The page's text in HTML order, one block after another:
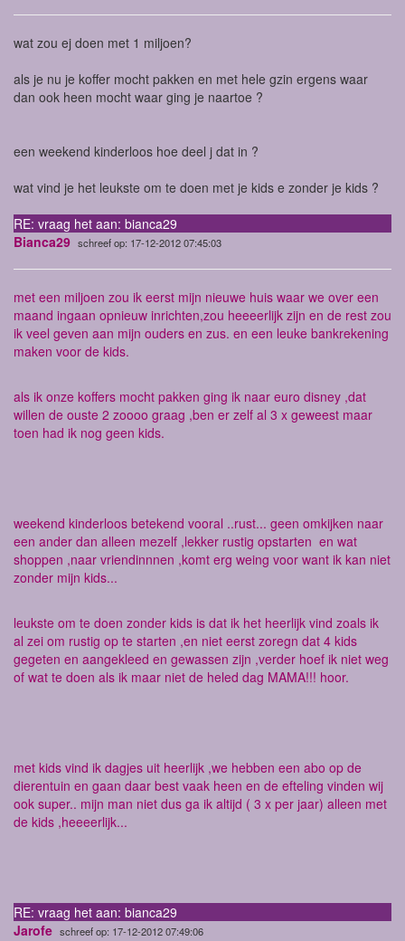
wat zou ej doen met 1 miljoen?
als je nu je koffer mocht pakken en met hele gzin ergens waar
dan ook heen mocht waar ging je naartoe ?
een weekend kinderloos hoe deel j dat in ?
wat vind je het leukste om te doen met je kids e zonder je kids ?
RE: vraag het aan: bianca29
Bianca29 schreef op: 17-12-2012 07:45:03
met een miljoen zou ik eerst mijn nieuwe huis waar we over een
maand ingaan opnieuw inrichten,zou heeeerlijk zijn en de rest zou
ik veel geven aan mijn ouders en zus. en een leuke bankrekening
maken voor de kids.
als ik onze koffers mocht pakken ging ik naar euro disney ,dat
willen de ouste 2 zoooo graag ,ben er zelf al 3 x geweest maar
toen had ik nog geen kids.
weekend kinderloos betekend vooral ..rust... geen omkijken naar
een ander dan alleen mezelf ,lekker rustig opstarten en wat
shoppen ,naar vriendinnnen ,komt erg weing voor want ik kan niet
zonder mijn kids...
leukste om te doen zonder kids is dat ik het heerlijk vind zoals ik
al zei om rustig op te starten ,en niet eerst zoregn dat 4 kids
gegeten en aangekleed en gewassen zijn ,verder hoef ik niet weg
of wat te doen als ik maar niet de heled dag MAMA!!! hoor.
met kids vind ik dagjes uit heerlijk ,we hebben een abo op de
dierentuin en gaan daar best vaak heen en de efteling vinden wij
ook super.. mijn man niet dus ga ik altijd ( 3 x per jaar) alleen met
de kids ,heeeerlijk...
RE: vraag het aan: bianca29
Jarofe schreef op: 17-12-2012 07:49:06